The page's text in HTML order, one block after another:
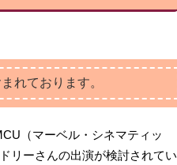
れております。
（マーベル・シネマティッ
リーさんの出演が検討されてい